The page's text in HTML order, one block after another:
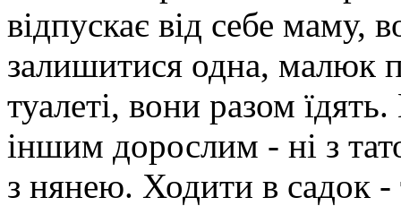
відпускає від себе маму,
залишитися одна, малюк
туалеті, вони разом
іншим дорослим - ні з
з нянею. Ходити в садок